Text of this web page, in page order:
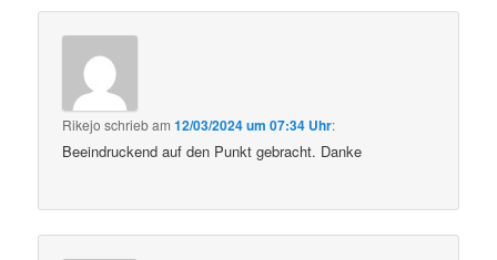
Rikejo schriebam12/03/2024 um 07:34 Uhr:
Beeindruckend auf den Punkt gebracht. Danke